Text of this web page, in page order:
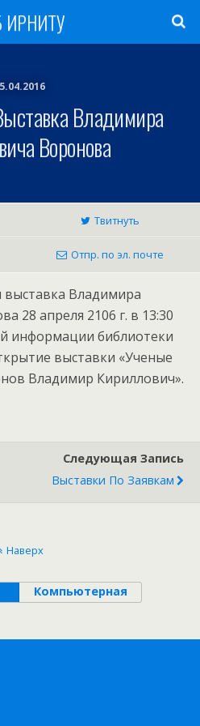
ИРНИТУ
Владимира
Воронова
Твитнуть
Отпр. по эл. почте
Следующая Запись
Выставки По Заявкам
Наверх
Компьютерная